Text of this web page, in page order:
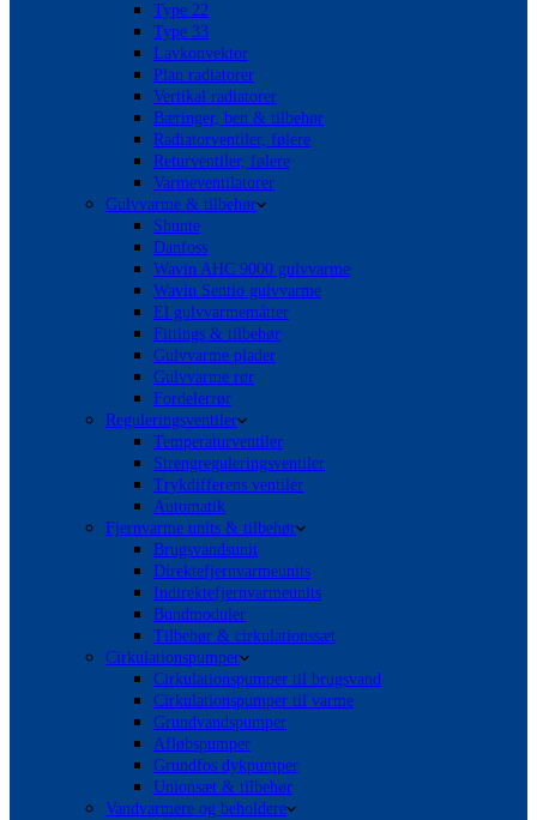
Type 22
Type 33
Lavkonvektor
Plan radiatorer
Vertikal radiatorer
Bæringer, ben & tilbehør
Radiatorventiler, følere
Returventiler, følere
Varmeventilatorer
Gulvvarme & tilbehør
Shunte
Danfoss
Wavin AHC 9000 gulvvarme
Wavin Sentio gulvvarme
El gulvvarmemåtter
Fittings & tilbehør
Gulvvarme plader
Gulvvarme rør
Fordelerrør
Reguleringsventiler
Temperaturventiler
Strengreguleringsventiler
Trykdifferens ventiler
Automatik
Fjernvarme units & tilbehør
Brugsvandsunit
Direktefjernvarmeunits
Indirektefjernvarmeunits
Bundmoduler
Tilbehør & cirkulationssæt
Cirkulationspumper
Cirkulationspumper til brugsvand
Cirkulationspumper til varme
Grundvandspumper
Afløbspumper
Grundfos dykpumper
Unionsæt & tilbehør
Vandvarmere og beholdere